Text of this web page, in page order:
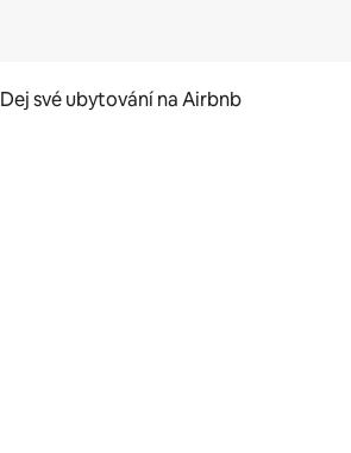
Dej své ubytování na Airbnb